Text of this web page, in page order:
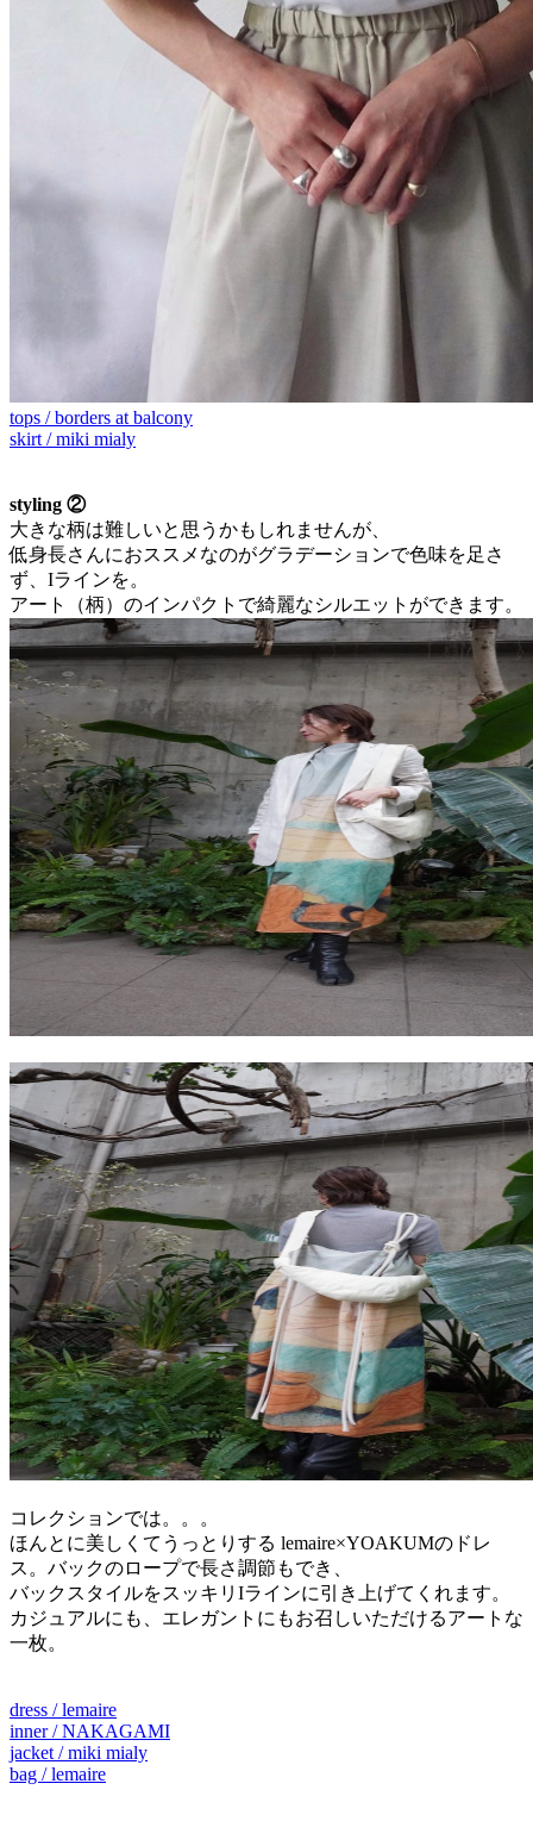
tops / borders at balcony
skirt / miki mialy
styling ②
大きな柄は難しいと思うかもしれませんが、
低身長さんにおススメなのがグラデーションで色味を足さ
ず、Iラインを。
アート（柄）のインパクトで綺麗なシルエットができます。
コレクションでは。。。
ほんとに美しくてうっとりする lemaire×YOAKUMのドレ
ス。バックのロープで長さ調節もでき、
バックスタイルをスッキリIラインに引き上げてくれます。
カジュアルにも、エレガントにもお召しいただけるアートな
一枚。
dress / lemaire
inner / NAKAGAMI
jacket / miki mialy
bag / lemaire